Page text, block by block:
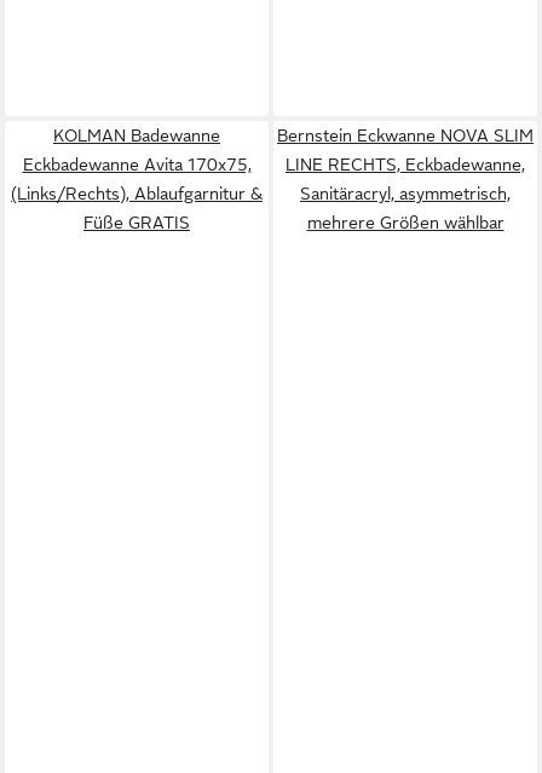
KOLMAN Badewanne
Eckbadewanne Avita 170x75,
(Links/Rechts), Ablaufgarnitur &
Füße GRATIS
Bernstein Eckwanne NOVA SLIM
LINE RECHTS, Eckbadewanne,
Sanitäracryl, asymmetrisch,
mehrere Größen wählbar